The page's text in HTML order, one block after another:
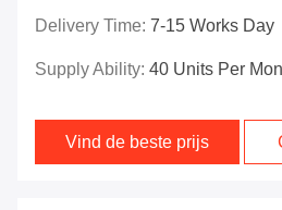
Delivery Time: 7-15 Works Day
Supply Ability: 40 Units Per
Vind de beste prijs